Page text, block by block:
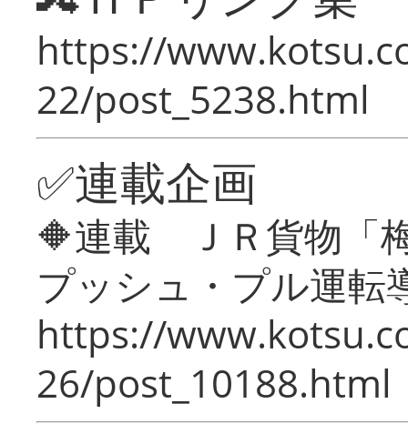
https://
22/post_5238.html
✅連載企画
🔶連載 ＪＲ貨物「
プッシュ・プル運転
https://
26/post_10188.html